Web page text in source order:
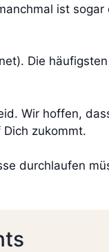
ist
Die
Wir hoffen,
zukommt.
durchlaufen